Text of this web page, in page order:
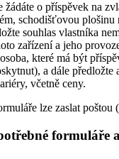
žádáte o příspěvek na
schodišťovou plošinu
souhlas vlastníka
zařízení a jeho
které má být
a dále předložte
včetně ceny.
lze zaslat poštou
formuláře